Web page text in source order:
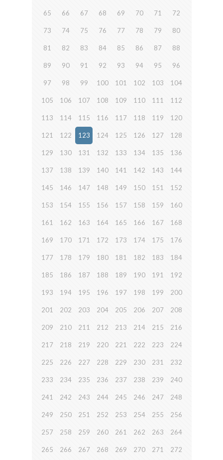
65 66 67 68 69 70 71 72
73 74 75 76 77 78 79 80
81 82 83 84 85 86 87 88
89 90 91 92 93 94 95 96
97 98 99 100 101 102 103 104
105 106 107 108 109 110 111 112
113 114 115 116 117 118 119 120
121 122 123 124 125 126 127 128
129 130 131 132 133 134 135 136
137 138 139 140 141 142 143 144
145 146 147 148 149 150 151 152
153 154 155 156 157 158 159 160
161 162 163 164 165 166 167 168
169 170 171 172 173 174 175 176
177 178 179 180 181 182 183 184
185 186 187 188 189 190 191 192
193 194 195 196 197 198 199 200
201 202 203 204 205 206 207 208
209 210 211 212 213 214 215 216
217 218 219 220 221 222 223 224
225 226 227 228 229 230 231 232
233 234 235 236 237 238 239 240
241 242 243 244 245 246 247 248
249 250 251 252 253 254 255 256
257 258 259 260 261 262 263 264
265 266 267 268 269 270 271 272